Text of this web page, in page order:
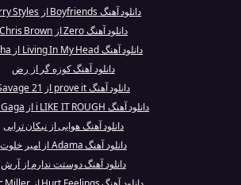
دانلود آهنگ Boyfriends از Harry Styles
دانلود آهنگ Zero از Chris Brown
دانلود آهنگ Living In My Head از Kesha
دانلود آهنگ کوزه گر از رض
دانلود آهنگ prove it از 21 Savage
دانلود آهنگ i LIKE IT ROUGH از Lady Gaga
دانلود آهنگ هوایی از نیکان ترابی
دانلود آهنگ Adama از امیر خلوت
دانلود آهنگ دوستت ندارم از آرش